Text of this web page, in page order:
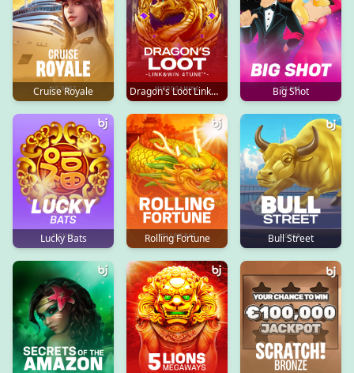
Cruise Royale Dragon's Loot Link&Win 4Tune Big Shot
Lucky Bats Rolling Fortune Bull Street